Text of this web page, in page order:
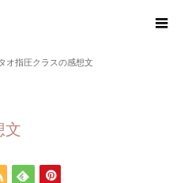
タオ指圧クラスの感想文
文